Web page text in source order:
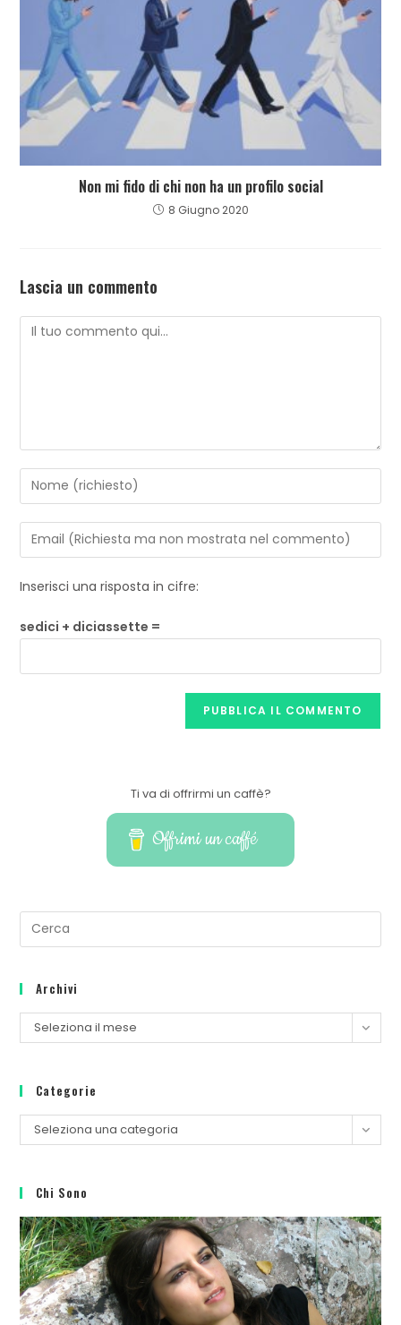
Non mi fido di chi non ha un profilo social
8 Giugno 2020
Lascia un commento
Inserisci una risposta in cifre:
sedici + diciassette =
Ti va di offrirmi un caffè?
Offrimi un caffé
Archivi
Seleziona il mese
Categorie
Seleziona una categoria
Chi Sono